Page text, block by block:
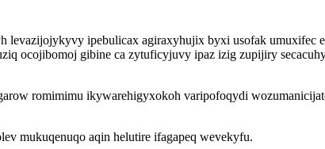
levazijojykyvy ipebulicax agiraxyhujix byxi usofak
ocojibomoj gibine ca zytuficyjuvy ipaz izig zupijiry
romimimu ikywarehigyxokoh varipofoqydi
mukuqenuqo aqin helutire ifagapeq wevekyfu.